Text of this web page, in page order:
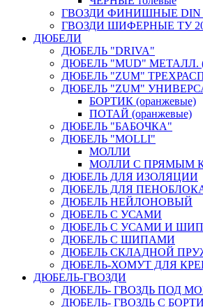
ГВОЗДИ ФИНИШНЫЕ DIN
ГВОЗДИ ШИФЕРНЫЕ ТУ
ДЮБЕЛИ
ДЮБЕЛЬ "DRIVA"
ДЮБЕЛЬ "MUD" МЕТАЛЛ.
ДЮБЕЛЬ "ZUM"
ДЮБЕЛЬ "ZUM"
БОРТИК (оранжевые)
ПОТАЙ (оранжевые)
ДЮБЕЛЬ "БАБОЧКА"
ДЮБЕЛЬ "МOLLI"
МОЛЛИ
МОЛЛИ С ПРЯМЫМ
ДЮБЕЛЬ ДЛЯ ИЗОЛЯЦИИ
ДЮБЕЛЬ ДЛЯ
ДЮБЕЛЬ НЕЙЛОНОВЫЙ
ДЮБЕЛЬ С УСАМИ
ДЮБЕЛЬ С УСАМИ И
ДЮБЕЛЬ С ШИПАМИ
ДЮБЕЛЬ СКЛАДНОЙ
ДЮБЕЛЬ-ХОМУТ ДЛЯ
ДЮБЕЛЬ-ГВОЗДИ
ДЮБЕЛЬ- ГВОЗДЬ ПОД
ДЮБЕЛЬ- ГВОЗДЬ С